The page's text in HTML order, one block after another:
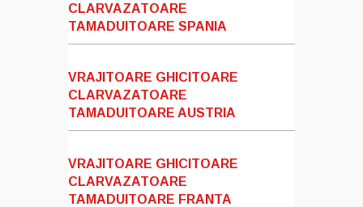
CLARVAZATOARE
TAMADUITOARE SPANIA
VRAJITOARE GHICITOARE
CLARVAZATOARE
TAMADUITOARE AUSTRIA
VRAJITOARE GHICITOARE
CLARVAZATOARE
TAMADUITOARE FRANTA